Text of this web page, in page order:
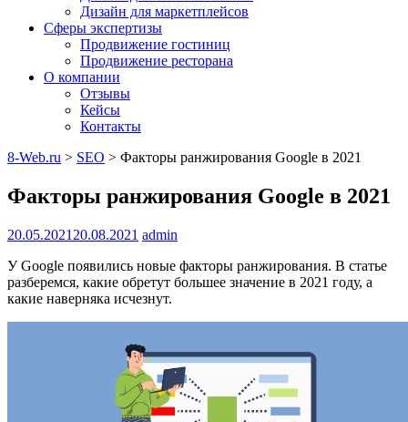
Дизайн для маркетплейсов
Сферы экспертизы
Продвижение гостиниц
Продвижение ресторана
О компании
Отзывы
Кейсы
Контакты
8-Web.ru > SEO > Факторы ранжирования Google в 2021
Факторы ранжирования Google в 2021
20.05.2021 20.08.2021 admin
У Google появились новые факторы ранжирования. В статье
разберемся, какие обретут большее значение в 2021 году, а
какие наверняка исчезнут.